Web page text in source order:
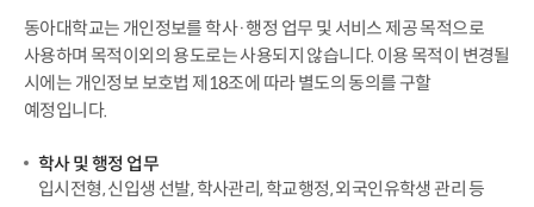
동아대학교는 개인정보를 학사·행정 업무 및 서비스 제공 목적으로
사용하며 목적이외의 용도로는 사용되지 않습니다. 이용 목적이 변경될
시에는 개인정보 보호법 제18조에 따라 별도의 동의를 구할
예정입니다.
학사 및 행정 업무
입시전형, 신입생 선발, 학사관리, 학교행정, 외국인유학생 관리 등